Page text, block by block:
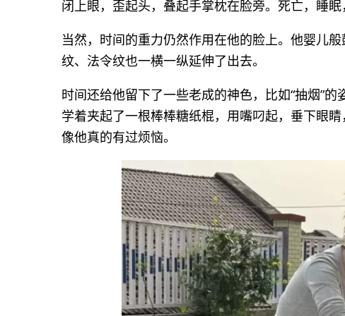
闭上眼，歪起头，叠起手掌枕在脸旁。死亡，睡眠
当然，时间的重力仍然作用在他的脸上。他婴儿
纹、法令纹也一横一纵延伸了出去。
时间还给他留下了一些老成的神色，比如“抽烟”
学着夹起了一根棒棒糖纸棍，用嘴叼起，垂下眼
像他真的有过烦恼。